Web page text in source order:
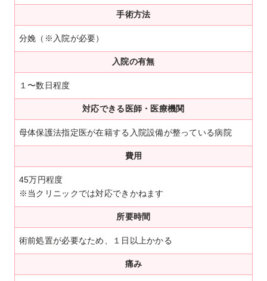
手術方法
分娩（※入院が必要）
入院の有無
１〜数日程度
対応できる医師・医療機関
母体保護法指定医が在籍する入院設備が整っている病院
費用
45万円程度
※当クリニックでは対応できかねます
所要時間
術前処置が必要なため、１日以上かかる
痛み